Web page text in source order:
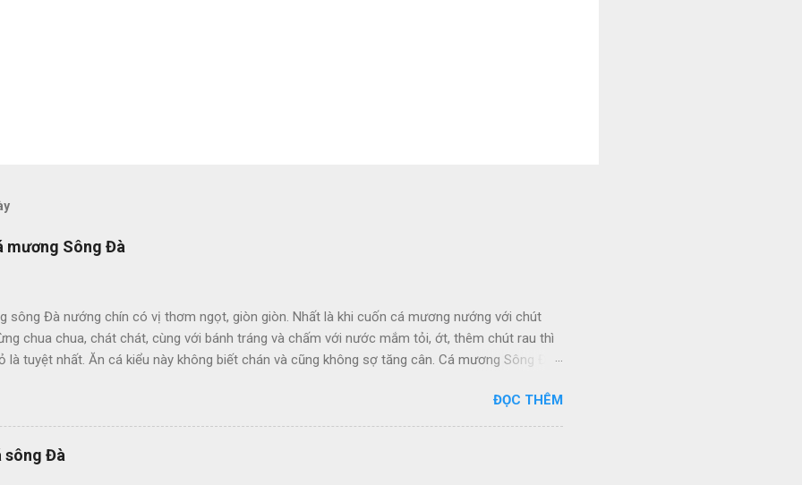
mương Sông Đà
sông Đà nướng chín có vị thơm ngọt, giòn giòn. Nhất là khi cuốn cá mương nướng với chút
chua chua, chát chát, cùng với bánh tráng và chấm với nước mắm tỏi, ớt, thêm chút rau thì
là tuyệt nhất. Ăn cá kiểu này không biết chán và cũng không sợ tăng cân. Cá mương Sông Đà
trong bữa cơm hàng ngày. Có những địa phương như ở vùng sông Đà – Hòa Bình, sông
– Phú Yên, cá mương trở thành đặc sản của vùng và được các quán ăn trong vùng chế biến
món ăn ngon chiêu đãi thực khách xa gần. Nhưng có lẽ món cá mương nướng thơm ngon lạ
nhiều người biết đến và nhớ mãi không quên. Cá mương là loài sống ở tầng mặt, ăn rong rêu,
ĐỌC THÊM
sông Đà